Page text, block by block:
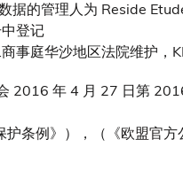
据的管理人为 Reside
登记
商事庭华沙地区法院维护
2016 年 4 月 27 日第
条例》），（《欧盟官方